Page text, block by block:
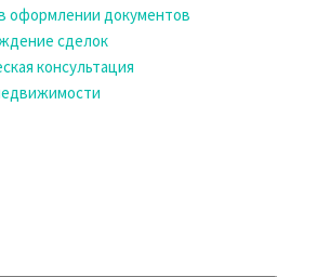
оформлении документов
сделок
консультация